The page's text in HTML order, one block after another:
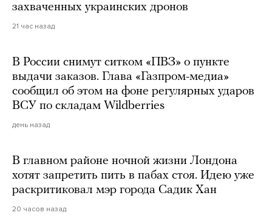
захваченных украинских дронов
21 час назад
В России снимут ситком «ПВЗ» о пункте
выдачи заказов. Глава «Газпром-медиа»
сообщил об этом на фоне регулярных ударов
ВСУ по складам Wildberries
день назад
В главном районе ночной жизни Лондона
хотят запретить пить в пабах стоя. Идею уже
раскритиковал мэр города Садик Хан
20 часов назад